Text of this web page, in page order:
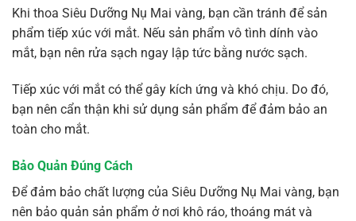
Khi thoa Siêu Dưỡng Nụ Mai vàng, bạn cần tránh để sản
phẩm tiếp xúc với mắt. Nếu sản phẩm vô tình dính vào
mắt, bạn nên rửa sạch ngay lập tức bằng nước sạch.
Tiếp xúc với mắt có thể gây kích ứng và khó chịu. Do đó,
bạn nên cẩn thận khi sử dụng sản phẩm để đảm bảo an
toàn cho mắt.
Bảo Quản Đúng Cách
Để đảm bảo chất lượng của Siêu Dưỡng Nụ Mai vàng, bạn
nên bảo quản sản phẩm ở nơi khô ráo, thoáng mát và